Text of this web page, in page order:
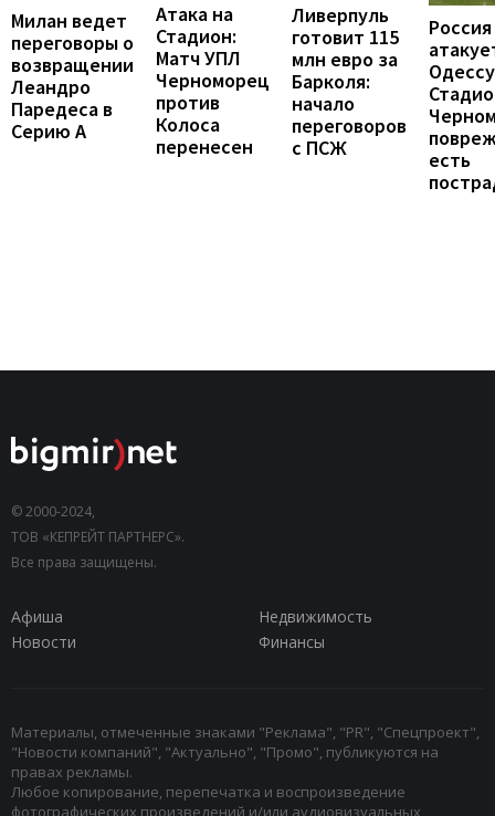
Милан ведет
переговоры о
возвращении
Леандро
Паредеса в
Серию А
Атака на
Стадион:
Матч УПЛ
Черноморец
против
Колоса
перенесен
Ливерпуль
готовит 115
млн евро за
Барколя:
начало
переговоров
с ПСЖ
Россия
есть
© 2000-2024,
ТОВ «КЕПРЕЙТ ПАРТНЕРС».
Все права защищены.
Афиша
Недвижимость
Новости
Финансы
Материалы, отмеченные знаками "Реклама", "PR", "Спецпроект",
"Новости компаний", "Актуально", "Промо", публикуются на
правах рекламы.
Любое копирование, перепечатка и воспроизведение
фотографических произведений и/или аудиовизуальных